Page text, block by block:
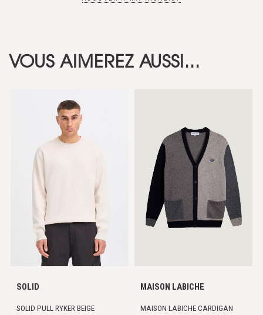
VOUS AIMEREZ AUSSI...
SOLID
SOLID PULL RYKER BEIGE
MAISON LABICHE
MAISON LABICHE CARDIGAN